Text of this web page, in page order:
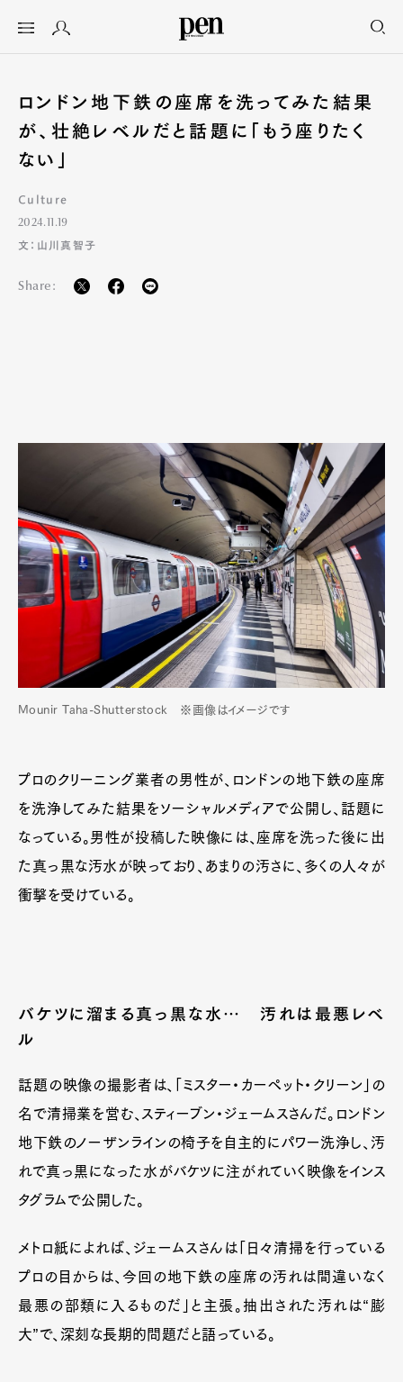
ロンドン地下鉄の座席を洗ってみた結果
が、壮絶レベルだと話題に「もう座りたく
ない」
Culture
2024.11.19
文：山川真智子
Share:
Mounir Taha-Shutterstock ※画像はイメージです
プロのクリーニング業者の男性が、ロンドンの地下鉄の座席
を洗浄してみた結果をソーシャルメディアで公開し、話題に
なっている。男性が投稿した映像には、座席を洗った後に出
た真っ黒な汚水が映っており、あまりの汚さに、多くの人々が
衝撃を受けている。
バケツに溜まる真っ黒な水… 汚れは最悪レベ
ル
話題の映像の撮影者は、「ミスター・カーペット・クリーン」の
名で清掃業を営む、スティーブン・ジェームスさんだ。ロンドン
地下鉄のノーザンラインの椅子を自主的にパワー洗浄し、汚
れで真っ黒になった水がバケツに注がれていく映像をインス
タグラムで公開した。
メトロ紙によれば、ジェームスさんは「日々清掃を行っている
プロの目からは、今回の地下鉄の座席の汚れは間違いなく
最悪の部類に入るものだ」と主張。抽出された汚れは“膨
大”で、深刻な長期的問題だと語っている。